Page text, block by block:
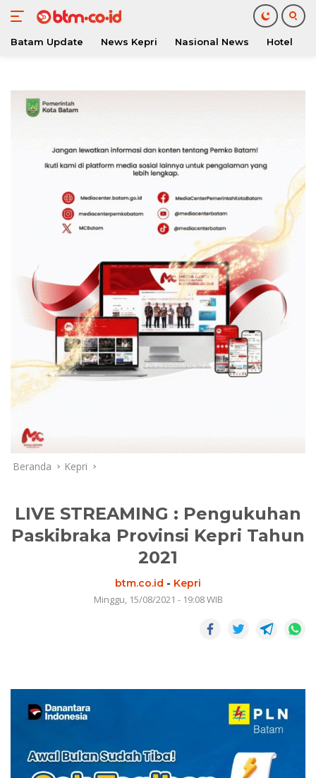
konten
Batam Update News Kepri Nasional News Hotel
Beranda Kepri
LIVE STREAMING : Pengukuhan
Paskibraka Provinsi Kepri Tahun
2021
btm.co.id - Kepri
Minggu, 15/08/2021 - 19:08 WIB